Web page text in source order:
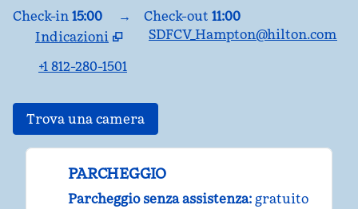
Check-in 15:00 → Check-out 11:00
Indicazioni
apre una nuova scheda
SDFCV_Hampton@hilton.com
+1 812-280-1501
Trova una camera
PARCHEGGIO
Parcheggio senza assistenza: gratuito